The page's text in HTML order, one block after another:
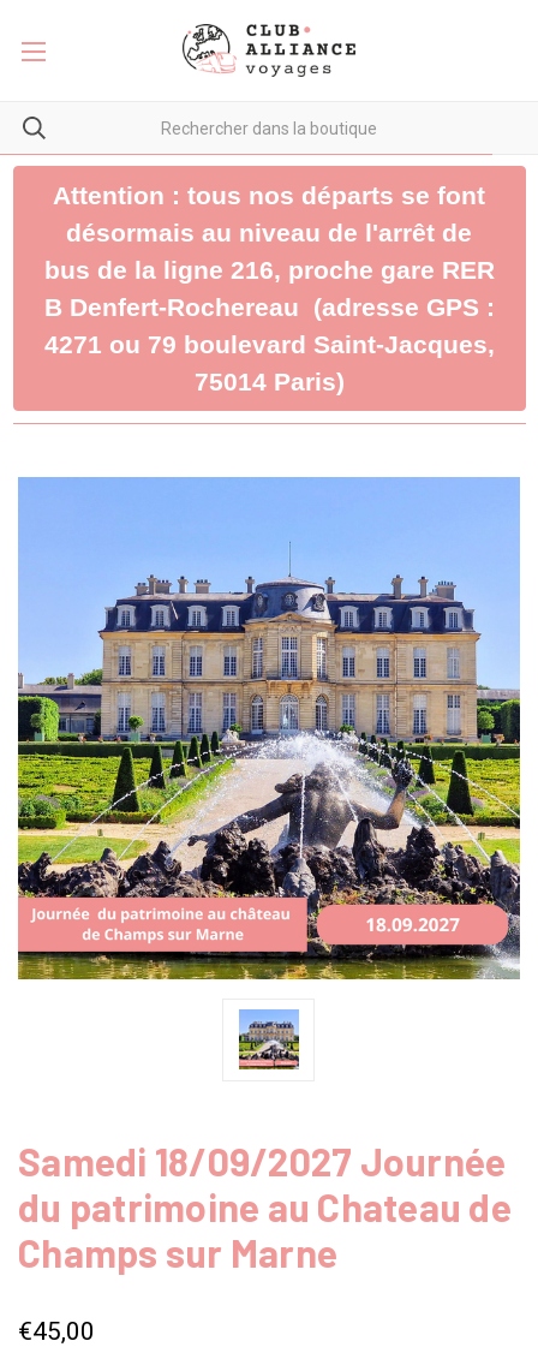
Attention : tous nos départs se font
désormais au niveau de l'arrêt de
bus de la ligne 216, proche gare RER
B Denfert-Rochereau (adresse GPS :
4271 ou 79 boulevard Saint-Jacques,
75014 Paris)
Samedi 18/09/2027 Journée
du patrimoine au Chateau de
Champs sur Marne
€45,00